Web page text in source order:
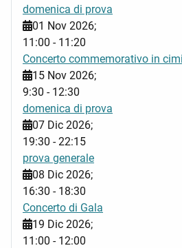
domenica di prova
01 Nov 2026;
11:00 - 11:20
Concerto commemorativo in
15 Nov 2026;
9:30 - 12:30
domenica di prova
07 Dic 2026;
19:30 -22:15
prova generale
08 Dic 2026;
16:30 - 18:30
Concerto di Gala
19 Dic 2026;
11:00 - 12:00